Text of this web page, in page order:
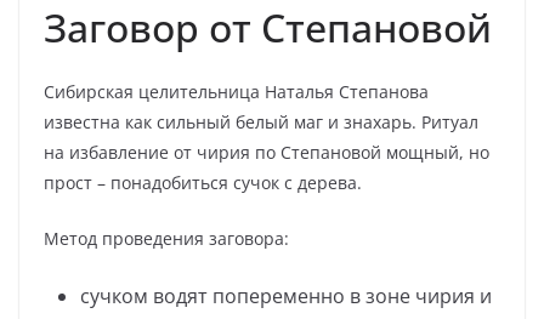
Заговор от Степановой
Сибирская целительница Наталья Степанова
известна как сильный белый маг и знахарь. Ритуал
на избавление от чирия по Степановой мощный, но
прост – понадобиться сучок с дерева.
Метод проведения заговора:
сучком водят попеременно в зоне чирия и